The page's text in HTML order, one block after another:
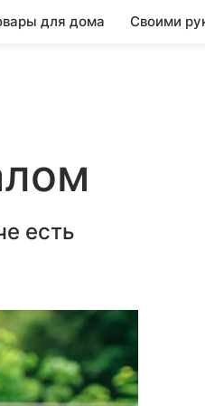
для дома Своими
есть